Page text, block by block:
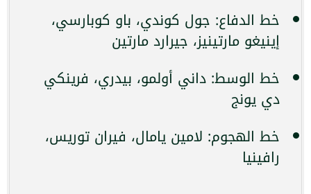
خط الدفاع: جول كوندي، باو كوبارسي،
إينيغو مارتينيز، جيرارد مارتين
خط الوسط: داني أولمو، بيدري، فرينكي
دي يونج
خط الهجوم: لامين يامال، فيران توريس،
رافينيا